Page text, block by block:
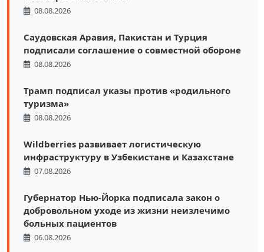
08.08.2026
Саудовская Аравия, Пакистан и Турция
подписали соглашение о совместной обороне
08.08.2026
Трамп подписал указы против «родильного
туризма»
08.08.2026
Wildberries развивает логистическую
инфраструктуру в Узбекистане и Казахстане
07.08.2026
Губернатор Нью-Йорка подписала закон о
добровольном уходе из жизни неизлечимо
больных пациентов
06.08.2026